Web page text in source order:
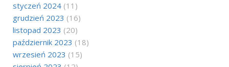
styczeń 2024 (11)
grudzień 2023 (16)
listopad 2023 (20)
październik 2023 (18)
wrzesień 2023 (15)